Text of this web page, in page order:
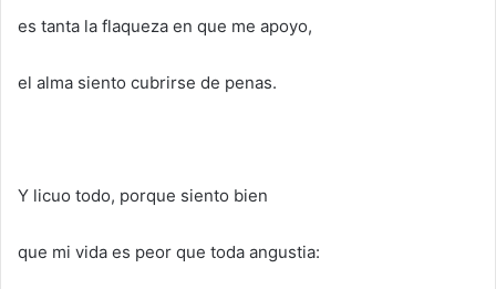
es tanta la flaqueza en que me apoyo,
el alma siento cubrirse de penas.
Y licuo todo, porque siento bien
que mi vida es peor que toda angustia: